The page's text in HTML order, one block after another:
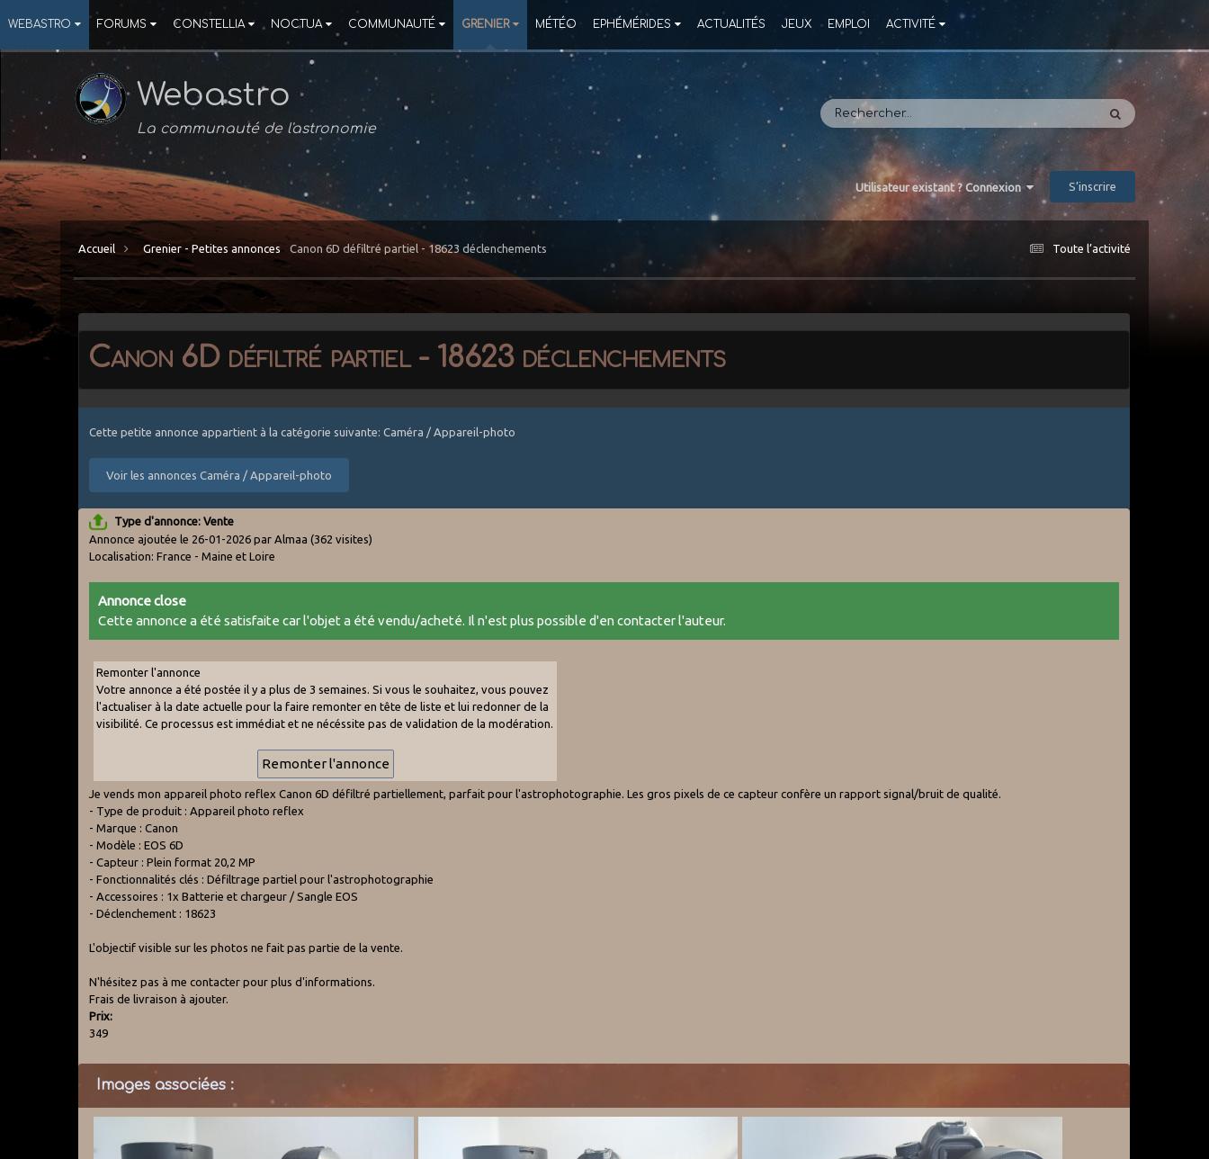
WEBASTRO FORUMS CONSTELLIA NOCTUA COMMUNAUTÉ GRENIER MÉTÉO EPHÉMÉRIDES ACTUALITÉS JEUX EMPLOI ACTIVITÉ
Webastro
La communauté de l'astronomie
Utilisateur existant ? Connexion S’inscrire
Toute l’activité
Accueil Grenier - Petites annonces Canon 6D défiltré partiel - 18623 déclenchements
Canon 6D défiltré partiel - 18623 déclenchements
Cette petite annonce appartient à la catégorie suivante: Caméra / Appareil-photo
Voir les annonces Caméra / Appareil-photo
Type d'annonce: Vente
Annonce ajoutée le 26-01-2026 par Almaa(362 visites)
Localisation: France - Maine et Loire
Annonce close
Cette annonce a été satisfaite car l'objet a été vendu/acheté. Il n'est plus possible d'en contacter l'auteur.
Remonter l'annonce
Votre annonce a été postée il y a plus de 3 semaines. Si vous le souhaitez, vous pouvez
l'actualiser à la date actuelle pour la faire remonter en tête de liste et lui redonner de la
visibilité. Ce processus est immédiat et ne nécéssite pas de validation de la modération.
Je vends mon appareil photo reflex Canon 6D défiltré partiellement, parfait pour l'astrophotographie. Les gros pixels de ce capteur confère un rapport signal/bruit de qualité.
- Type de produit : Appareil photo reflex
- Marque : Canon
- Modèle : EOS 6D
- Capteur : Plein format 20,2 MP
- Fonctionnalités clés : Défiltrage partiel pour l'astrophotographie
- Accessoires : 1x Batterie et chargeur / Sangle EOS
- Déclenchement : 18623
L'objectif visible sur les photos ne fait pas partie de la vente.
N'hésitez pas à me contacter pour plus d'informations.
Frais de livraison à ajouter.
Prix:
349
Images associées :